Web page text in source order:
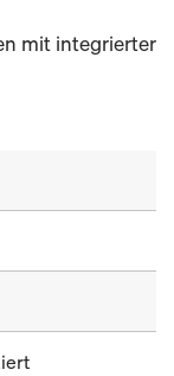
mit integrierter